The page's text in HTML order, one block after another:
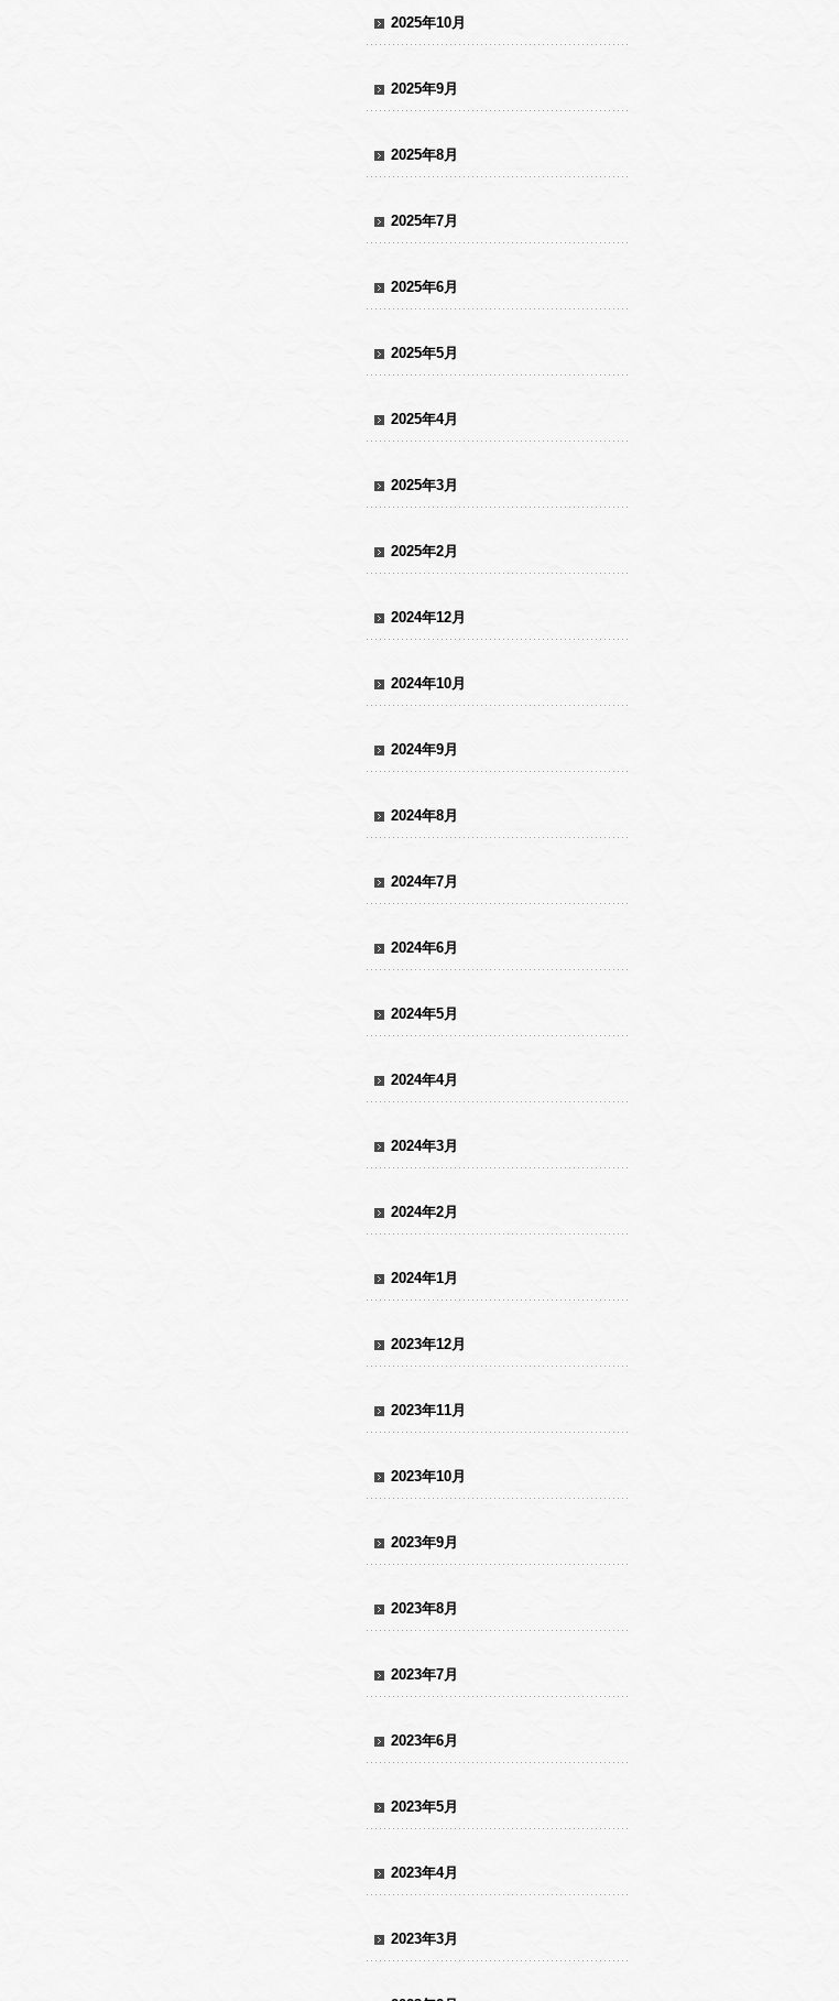
2025年10月
2025年9月
2025年8月
2025年7月
2025年6月
2025年5月
2025年4月
2025年3月
2025年2月
2024年12月
2024年10月
2024年9月
2024年8月
2024年7月
2024年6月
2024年5月
2024年4月
2024年3月
2024年2月
2024年1月
2023年12月
2023年11月
2023年10月
2023年9月
2023年8月
2023年7月
2023年6月
2023年5月
2023年4月
2023年3月